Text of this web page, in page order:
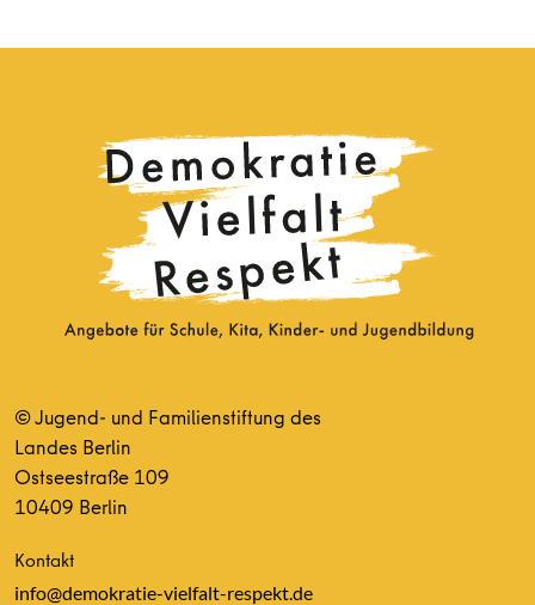
© Jugend- und Familienstiftung des
Landes Berlin
Ostseestraße 109
10409 Berlin
Kontakt
info@demokratie-vielfalt-respekt.de